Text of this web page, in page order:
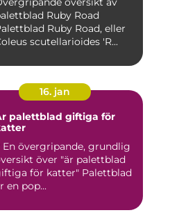
Ruby Road
Ruby Road, eller
scutellarioides 'R...
16. jan
palettblad giftiga för
över "är palettblad
för katter" Palettblad
en pop...